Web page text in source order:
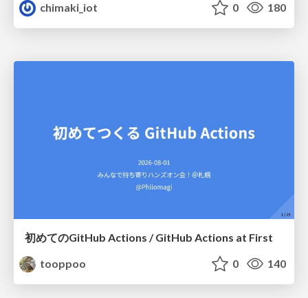
chimaki_iot
0 180
初めてのGitHub Actions / GitHub Actions at First
tooppoo
0 140